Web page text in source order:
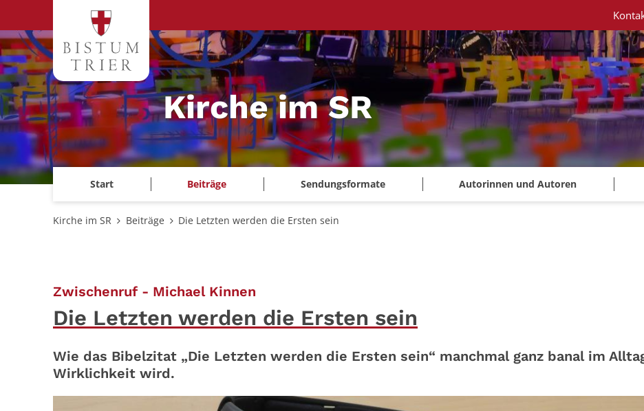
Zum Inhalt springen
Kirche im SR
Start Beiträge Sendungsformate Autorinnen und Autoren
Kirche im SR Beiträge Die Letzten werden die Ersten sein
Zwischenruf - Michael Kinnen
Die Letzten werden die Ersten sein
Wie das Bibelzitat „Die Letzten werden die Ersten sein“ manchmal ganz banal im
Wirklichkeit wird.